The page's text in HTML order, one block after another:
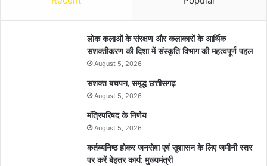
लोक कलाओं के संरक्षण और कलाकारों के आर्थिक
सशक्तीकरण की दिशा में संस्कृति विभाग की महत्वपूर्ण पहल
August 5, 2026
सशक्त बचपन, समृद्ध छत्तीसगढ़
August 5, 2026
मंत्रिपरिषद के निर्णय
August 5, 2026
कर्तव्यनिष्ठ होकर जनसेवा एवं सुशासन के लिए जमीनी स्तर
पर करें बेहतर कार्य: मुख्यमंत्री